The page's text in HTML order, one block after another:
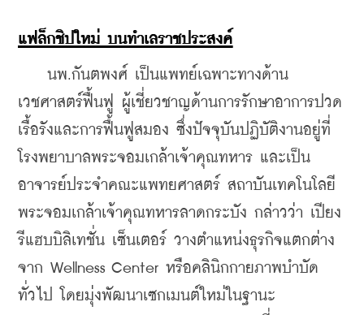
แฟล็กชิปใหม่ บนทำเลราชประสงค์
นพ.กันตพงศ์ เป็นแพทย์เฉพาะทางด้าน
เวชศาสตร์ฟื้นฟู ผู้เชี่ยวชาญด้านการรักษาอาการปวด
เรื้อรังและการฟื้นฟูสมอง ซึ่งปัจจุบันปฏิบัติงานอยู่ที่
โรงพยาบาลพระจอมเกล้าเจ้าคุณทหาร และเป็น
อาจารย์ประจำคณะแพทยศาสตร์ สถาบันเทคโนโลยี
พระจอมเกล้าเจ้าคุณทหารลาดกระบัง กล่าวว่า เปียง
รีแฮบบิลิเทชั่น เซ็นเตอร์ วางตำแหน่งธุรกิจแตกต่าง
จาก Wellness Center หรือคลินิกกายภาพบำบัด
ทั่วไป โดยมุ่งพัฒนาเซกเมนต์ใหม่ในฐานะ